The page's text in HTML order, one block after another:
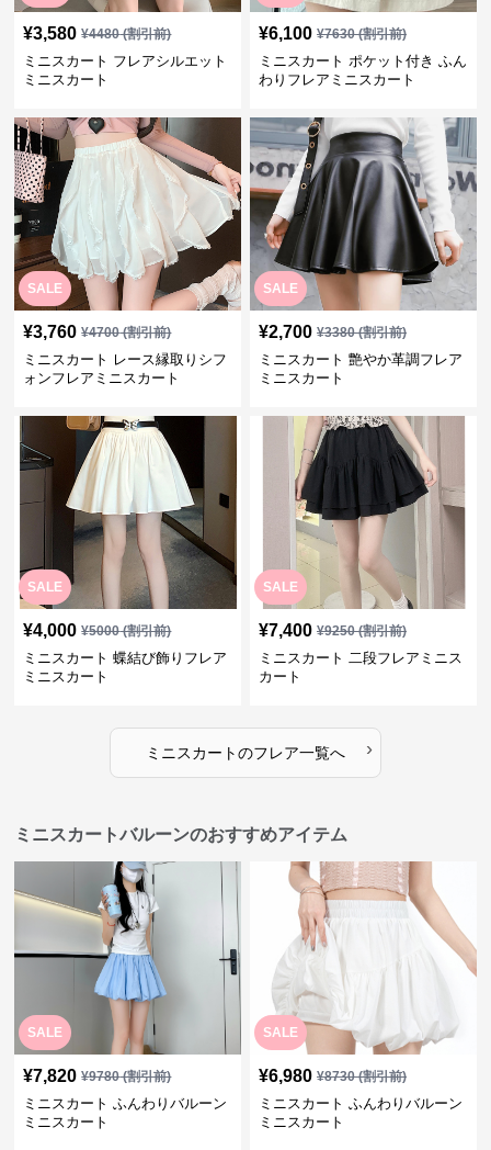
¥3,580 ¥4480(割引前)
ミニスカート フレアシルエット
ミニスカート
¥6,100 ¥7630(割引前)
ミニスカート ポケット付き ふん
わりフレアミニスカート
SALE
¥3,760 ¥4700(割引前)
ミニスカート レース縁取りシフ
ォンフレアミニスカート
SALE
¥2,700 ¥3380(割引前)
ミニスカート 艶やか革調フレア
ミニスカート
SALE
¥4,000 ¥5000(割引前)
ミニスカート 蝶結び飾りフレア
ミニスカート
SALE
¥7,400 ¥9250(割引前)
ミニスカート 二段フレアミニス
カート
ミニスカートのフレア一覧へ ›
ミニスカートバルーンのおすすめアイテム
SALE
¥7,820 ¥9780(割引前)
ミニスカート ふんわりバルーン
ミニスカート
SALE
¥6,980 ¥8730(割引前)
ミニスカート ふんわりバルーン
ミニスカート